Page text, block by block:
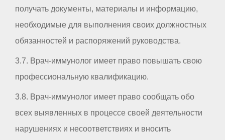
получать документы, материалы и информацию,
необходимые для выполнения своих должностных
обязанностей и распоряжений руководства.
3.7. Врач-иммунолог имеет право повышать свою
профессиональную квалификацию.
3.8. Врач-иммунолог имеет право сообщать обо
всех выявленных в процессе своей деятельности
нарушениях и несоответствиях и вносить